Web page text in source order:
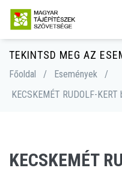
TEKINTSD MEG AZ
Főoldal / Események
/
KECSKEMÉT RUDOLF-
KECSKEMÉT